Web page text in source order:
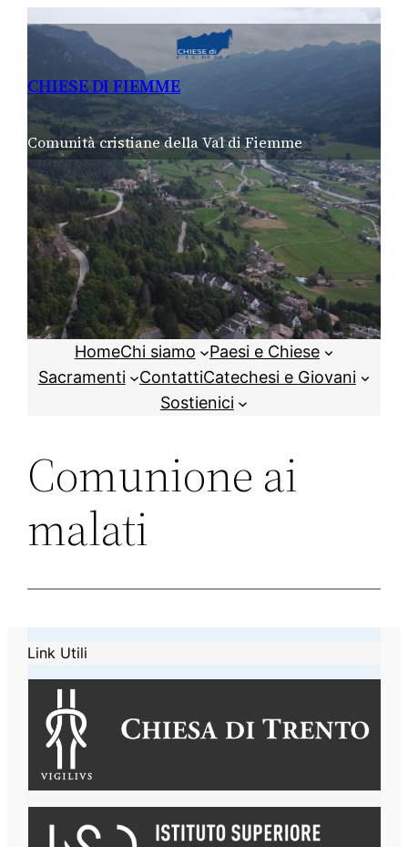
CHIESE DI FIEMME
Comunità cristiane della Val di Fiemme
HomeChi siamo
Paesi e Chiese
Sacramenti
ContattiCatechesi e Giovani
Sostienici
Comunione ai
malati
Link Utili